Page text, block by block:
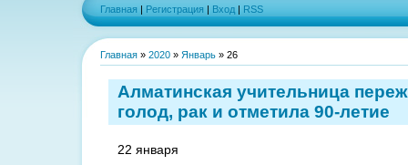
Главная | Регистрация | Вход | RSS
Главная » 2020 » Январь » 26
Алматинская учительница
голод, рак и отметила 90-летие
22 января